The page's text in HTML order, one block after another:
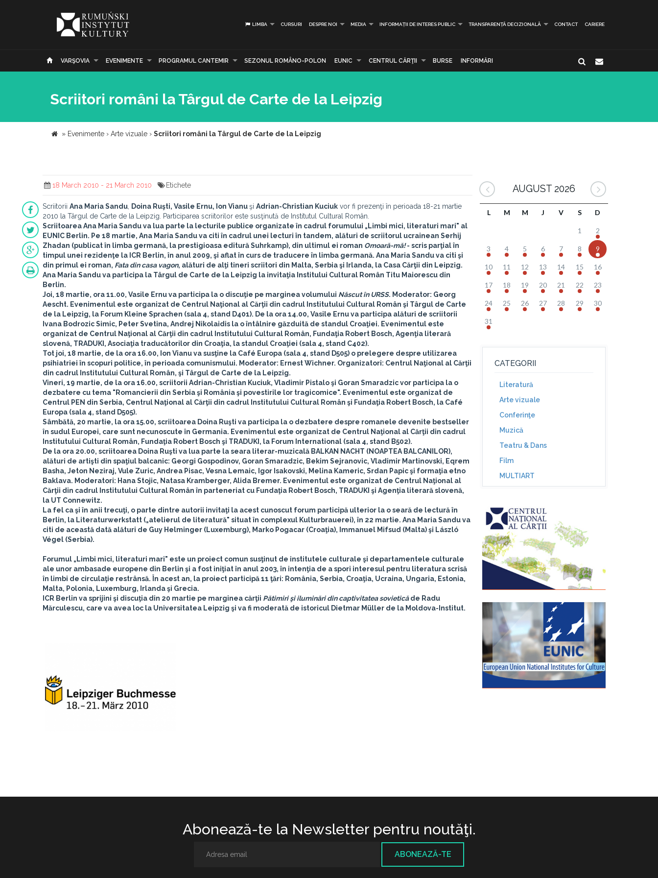
LIMBA CURSURI DESPRE NOI MEDIA INFORMAȚII DE INTERES PUBLIC TRANSPARENȚĂ DECIZIONALĂ CONTACT CARIERE
VARŞOVIA EVENIMENTE PROGRAMUL CANTEMIR SEZONUL ROMÂNO-POLON EUNIC CENTRUL CĂRŢII BURSE INFORMĂRI
Scriitori români la Târgul de Carte de la Leipzig
» Evenimente › Arte vizuale › Scriitori români la Târgul de Carte de la Leipzig
18 March 2010 - 21 March 2010 Etichete
Scriitorii Ana Maria Sandu Doina Ruşti, Vasile Ernu, Ion Vianuşi Adrian-Christian Kuciuk vor fi prezenţi în perioada 18-21 martie
2010 la Târgul de Carte de la Leipzig. Participarea scriitorilor este susţinută de Institutul Cultural Român.
ScriitoareaAna Maria Sanduva lua parte la lecturile publice organizate în cadrul forumului „Limbi mici, literaturi mari" al
EUNIC Berlin. Pe 18 martie, Ana Maria Sandu va citi în cadrul unei lecturi în tandem, alături de scriitorul ucrainean Serhij
Zhadan (publicat în limba germană, la prestigioasa editură Suhrkamp), din ultimul ei roman Omoară-mă!- scris parţial în
timpul unei rezidenţe la ICR Berlin, în anul 2009, şi aflat în curs de traducere în limba germană. Ana Maria Sandu va citi şi
din primul ei roman, Fata din casa vagon, alături de alţi tineri scriitori din Malta, Serbia şi Irlanda, la Casa Cărţii din Leipzig.
Ana Maria Sandu va participa la Târgul de Carte de la Leipzig la invitaţia Institului Cultural Român Titu Maiorescu din
Berlin.
Joi, 18 martie, ora 11.00, Vasile Ernuva participa la o discuţie pe marginea volumului Născut în URSS. Moderator: Georg
Aescht. Evenimentul este organizat de Centrul Naţional al Cărţii din cadrul Institutului Cultural Român şi Târgul de Carte
de la Leipzig, la Forum Kleine Sprachen (sala 4, stand D401). De la ora 14.00, Vasile Ernu va participa alături de scriitorii
Ivana Bodrozic Simic, Peter Svetina, Andrej Nikolaidis la o întâlnire găzduită de standul Croaţiei. Evenimentul este
organizat de Centrul Naţional al Cărţii din cadrul Institutului Cultural Român, Fundaţia Robert Bosch, Agenţia literară
slovenă, TRADUKI, Asociaţia traducătorilor din Croaţia, la standul Croaţiei (sala 4, stand C402).
Tot joi, 18 martie, de la ora 16.00, Ion Vianuva susţine la Café Europa (sala 4, stand D505) o prelegere despre utilizarea
psihiatriei în scopuri politice, în perioada comunismului. Moderator: Ernest Wichner. Organizatori: Centrul Naţional al Cărţii
din cadrul Institutului Cultural Român, şi Târgul de Carte de la Leipzig.
Vineri, 19 martie, de la ora 16.00, scriitorii Adrian-Christian Kuciuk, Vladimir Pistaloşi Goran Smaradzicvor participa la o
dezbatere cu tema "Romancierii din Serbia şi România şi povestirile lor tragicomice". Evenimentul este organizat de
Centrul PEN din Serbia, Centrul Naţional al Cărţii din cadrul Institutului Cultural Român şi Fundaţia Robert Bosch, la Café
Europa (sala 4, stand D505).
Sâmbătă, 20 martie, la ora 15.00, scriitoarea Doina Ruşti va participa la o dezbatere despre romanele devenite bestseller
în sudul Europei, care sunt necunoscute în Germania. Evenimentul este organizat de Centrul Naţional al Cărţii din cadrul
Institutului Cultural Român, Fundaţia Robert Bosch şi TRADUKI, la Forum International (sala 4, stand B502).
De la ora 20.00, scriitoarea Doina Ruşti va lua parte la seara literar-muzicală BALKAN NACHT (NOAPTEA BALCANILOR),
alături de artişti din spaţiul balcanic: Georgi Gospodinov, Goran Smaradzic, Bekim Sejranovic, Vladimir Martinovski, Eqrem
Basha, Jeton Neziraj, Vule Zuric, Andrea Pisac, Vesna Lemaic, Igor Isakovski, Melina Kameric, Srdan Papicşi formaţia etno
Baklava. Moderatori: Hana Stojic, Natasa Kramberger, Alida Bremer. Evenimentul este organizat de Centrul Naţional al
Cărţii din cadrul Institutului Cultural Român în parteneriat cu Fundaţia Robert Bosch, TRADUKI şi Agenţia literară slovenă,
la UT Connewitz.
La fel ca şi în anii trecuţi, o parte dintre autorii invitaţi la acest cunoscut forum participă ulterior la o seară de lectură în
Berlin, la Literaturwerkstatt („atelierul de literatură" situat în complexul Kulturbrauerei), în 22 martie. Ana Maria Sanduva
citi de această dată alături de Guy Helminger (Luxemburg), Marko Pogacar (Croaţia), Immanuel Mifsud (Malta) şi László
Végel (Serbia).
Forumul „Limbi mici, literaturi mari" este un proiect comun susţinut de institutele culturale şi departamentele culturale
ale unor ambasade europene din Berlin şi a fost iniţiat în anul 2003, în intenţia de a spori interesul pentru literatura scrisă
în limbi de circulaţie restrânsă. În acest an, la proiect participă 11 ţări: România, Serbia, Croaţia, Ucraina, Ungaria, Estonia,
Malta, Polonia, Luxemburg, Irlanda şi Grecia.
ICR Berlin va sprijini şi discuţia din 20 martie pe marginea cărţii Pătimiri şi iluminări din captivitatea sovieticăde Radu
Mărculescu, care va avea loc la Universitatea Leipzig şi va fi moderată de istoricul Dietmar Müller de la Moldova-Institut.
AUGUST 2026
L M M J V S D
1 2
3 4 5 6 7 8 9
10 11 12 13 14 15 16
17 18 19 20 21 22 23
24 25 26 27 28 29 30
31
CATEGORII
Literatură
Arte vizuale
Conferinţe
Muzică
Teatru & Dans
Film
MULTIART
Abonează-te la Newsletter pentru noutăţi.
ABONEAZĂ-TE